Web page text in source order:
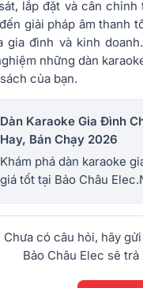
lắp đặt và cân chỉnh
giải pháp âm thanh
gia đình và kinh
những dàn
của bạn.
Dàn Karaoke Gia Đình
Hay, Bán Chạy 2026
Khám phá dàn karaoke
giá tốt tại Bảo Châu
dBTechnologies, Philips
Cấp.1900.0255
Chưa có câu hỏi, hãy
Bảo Châu Elec sẽ